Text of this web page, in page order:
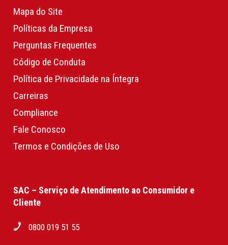
Mapa do Site
Políticas da Empresa
Perguntas Frequentes
Código de Conduta
Política de Privacidade na Íntegra
Carreiras
Compliance
Fale Conosco
Termos e Condições de Uso
SAC – Serviço de Atendimento ao Consumidor e
Cliente
0800 019 51 55